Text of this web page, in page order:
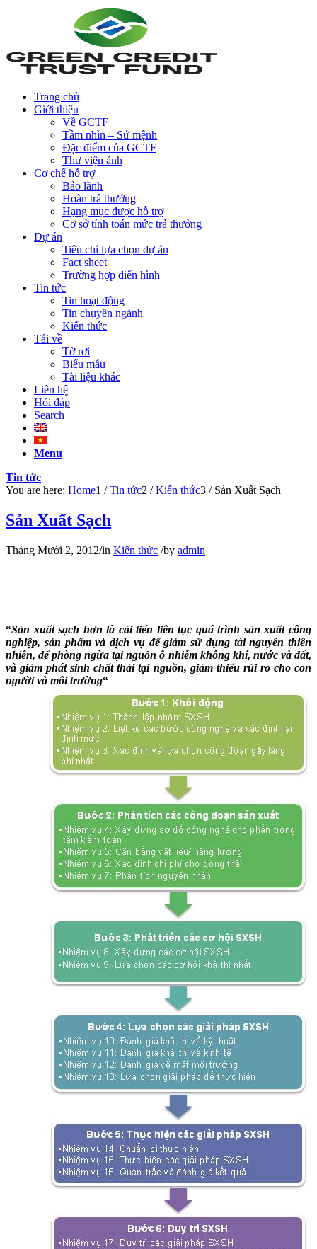
Trang chủ
Giới thiệu
Về GCTF
Tầm nhìn – Sứ mệnh
Đặc điểm của GCTF
Thư viện ảnh
Cơ chế hỗ trợ
Bảo lãnh
Hoàn trả thưởng
Hạng mục được hỗ trợ
Cơ sở tính toán mức trả thưởng
Dự án
Tiêu chí lựa chọn dự án
Fact sheet
Trường hợp điển hình
Tin tức
Tin hoạt động
Tin chuyên ngành
Kiến thức
Tải về
Tờ rơi
Biểu mẫu
Tài liệu khác
Liên hệ
Hỏi đáp
Search
Menu
Tin tức
You are here: Home1 / Tin tức2 / Kiến thức3 / Sản Xuất Sạch
Sản Xuất Sạch
Tháng Mười 2, 2012/in Kiến thức /by admin
“Sản xuất sạch hơn là cải tiến liên tục quá trình sản xuất công
nghiệp, sản phẩm và dịch vụ để giảm sử dụng tài nguyên thiên
nhiên, để phòng ngừa tại nguồn ô nhiễm không khí, nước và đất,
và giảm phát sinh chất thải tại nguồn, giảm thiểu rủi ro cho con
người và môi trường“